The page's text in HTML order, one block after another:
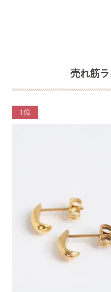
売れ筋
1位